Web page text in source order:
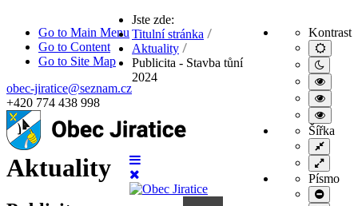
Go to Main Menu
Go to Content
Go to Site Map
obec-jiratice@seznam.cz
+420 774 438 998
Kontrast
Noční
režim
režim.
režim
černá/
režim
žlutá/
Šířka
Pevná
šířka
Široké
Písmo
Menší
Jste zde:
Titulní stránka
Aktuality
Publicita - Stavba tůní
2024
Aktuality